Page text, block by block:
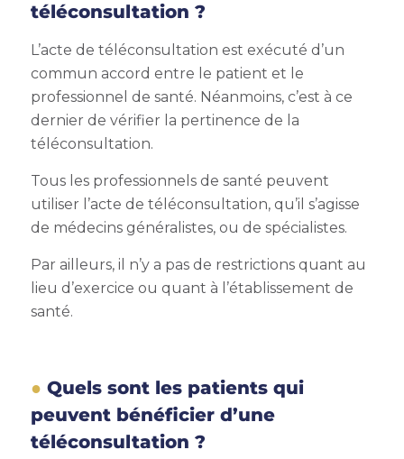
téléconsultation ?
L’acte de téléconsultation est exécuté d’un
commun accord entre le patient et le
professionnel de santé. Néanmoins, c’est à ce
dernier de vérifier la pertinence de la
téléconsultation.
Tous les professionnels de santé peuvent
utiliser l’acte de téléconsultation, qu’il s’agisse
de médecins généralistes, ou de spécialistes.
Par ailleurs, il n’y a pas de restrictions quant au
lieu d’exercice ou quant à l’établissement de
santé.
Quels sont les patients qui
peuvent bénéficier d’une
téléconsultation ?